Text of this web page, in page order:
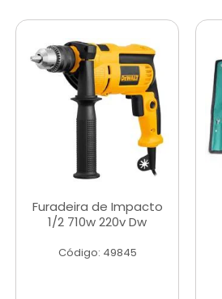
Furadeira de Impacto
1/2 710w 220v Dw
Código: 49845